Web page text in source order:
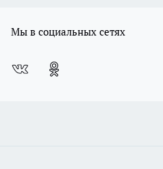
Мы в социальных сетях